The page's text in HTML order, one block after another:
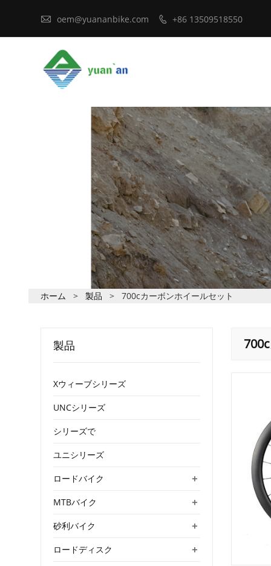
 oem@yuananbike.com  +86 13509518550
ホーム > 製品 > 700cカーボンホイールセット
製品
Xウィーブシリーズ
UNCシリーズ
シリーズで
ユニシリーズ
+
ロードバイク
+
MTBバイク
+
砂利バイク
+
ロードディスク